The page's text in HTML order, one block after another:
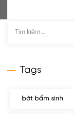
Tags
bớt bẩm sinh